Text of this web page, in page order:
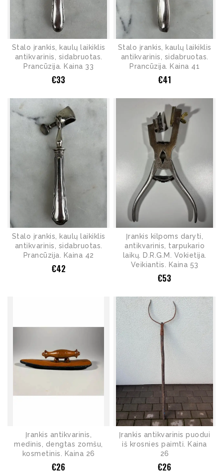
Stalo įrankis, kaulų laikiklis
antikvarinis, sidabruotas.
Prancūzija. Kaina 33
€33
Stalo įrankis, kaulų laikiklis
antikvarinis, sidabruotas.
Prancūzija. Kaina 41
€41
Stalo įrankis, kaulų laikiklis
antikvarinis, sidabruotas.
Prancūzija. Kaina 42
€42
Įrankis kilpoms daryti,
antikvarinis, tarpukario
laikų. D.R.G.M. Vokietija.
Veikiantis. Kaina 53
€53
Įrankis antikvarinis,
medinis, dengtas zomšu,
kosmetinis. Kaina 26
€26
Įrankis antikvarinis puodui
iš krosnies paimti. Kaina
26
€26